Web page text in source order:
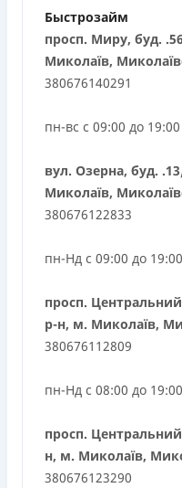
Быстрозайм
просп. Миру, буд.
Миколаїв,
380676140291
пн-вс с 09:00 до 19:00
вул. Озерна, буд.
Миколаїв,
380676122833
пн-Нд с 09:00 до 19:00
просп.
р-н, м. Миколаїв,
380676112809
пн-Нд с 08:00 до 19:00
просп.
н, м. Миколаїв,
380676123290